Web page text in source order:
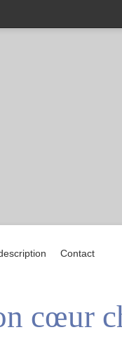
cœur
Contact